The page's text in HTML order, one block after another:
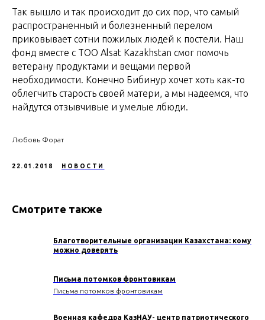
Так вышло и так происходит до сих пор, что самый
распространенный и болезненный перелом
приковывает сотни пожилых людей к постели. Наш
фонд вместе с ТОО Alsat Kazakhstan смог помочь
ветерану продуктами и вещами первой
необходимости. Конечно Бибинур хочет хоть как-то
облегчить старость своей матери, а мы надеемся, что
найдутся отзывчивые и умелые лбюди.
Любовь Форат
22.01.2018 НОВОСТИ
Смотрите также
Благотворительные организации Казахстана: кому
можно доверять
Письма потомков фронтовикам
Письма потомков фронтовикам
Военная кафедра КазНАУ- центр патриотического